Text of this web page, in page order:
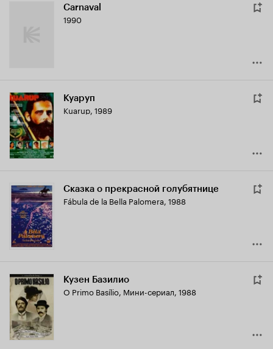
Carnaval
1990
Куаруп
Kuarup, 1989
Сказка о прекрасной голубятнице
Fábula de la Bella Palomera, 1988
Кузен Базилио
O Primo Basílio, Мини-сериал, 1988